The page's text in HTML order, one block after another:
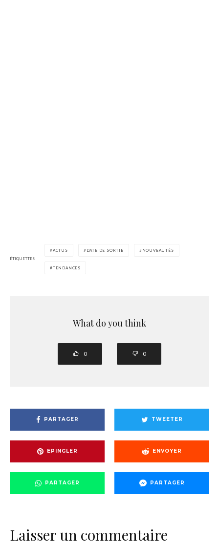
ÉTIQUETTES
ACTUS DATE DE SORTIE NOUVEAUTÉS
TENDANCES
What do you think
0 0
PARTAGER TWEETER
EPINGLER ENVOYER
PARTAGER PARTAGER
Laisser un commentaire